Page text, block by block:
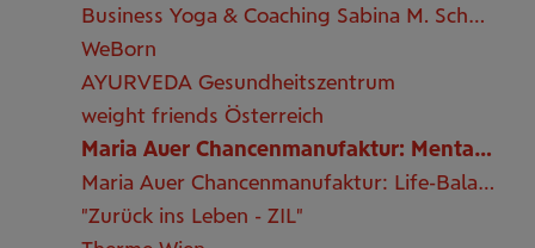
Business Yoga & Coaching Sabina M. Schwaninger
WeBorn
AYURVEDA Gesundheitszentrum
weight friends Österreich
Maria Auer Chancenmanufaktur: Mental-Fit
Maria Auer Chancenmanufaktur: Life-Balance Exklusiv-Tag
"Zurück ins Leben - ZIL"